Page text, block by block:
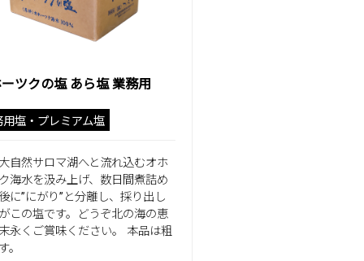
ツクの塩 あら塩 業務用
用塩・プレミアム塩
自然サロマ湖へと流れ込むオホ
海水を汲み上げ、数日間煮詰め
に”にがり”と分離し、採り出し
この塩です。どうぞ北の海の恵
永くご賞味ください。 本品は粗
。